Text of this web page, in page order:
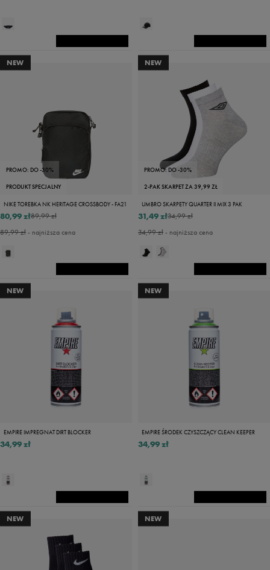
NEW
PROMO: DO -30%
PRODUKT SPECJALNY
NIKE TOREBKA NK HERITAGE CROSSBODY - FA21
89,99 zł
80,99 zł
89,99 zł- najniższa cena
NEW
PROMO: DO -30%
2-PAK SKARPET ZA 39,99 ZŁ
UMBRO SKARPETY QUARTER II MIX 3 PAK
34,99 zł
31,49 zł
34,99 zł- najniższa cena
NEW
EMPIRE IMPREGNAT DIRT BLOCKER
34,99 zł
NEW
EMPIRE ŚRODEK CZYSZCZĄCY CLEAN KEEPER
34,99 zł
NEW NEW